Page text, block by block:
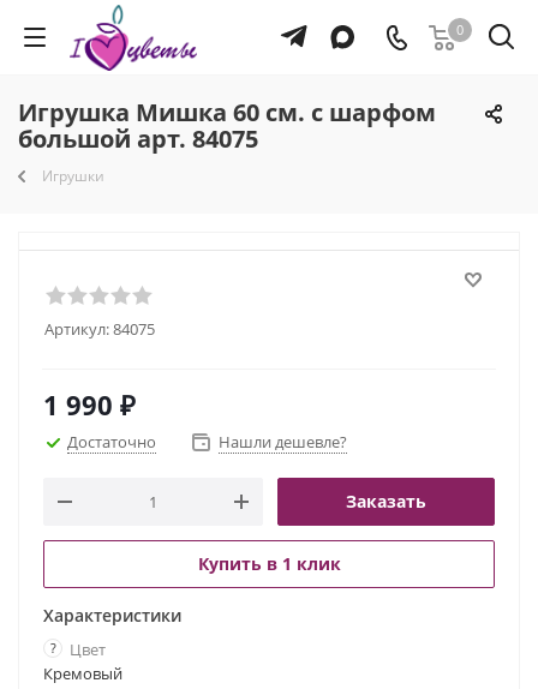
0
Игрушка Мишка 60 см. с шарфом
большой арт. 84075
Игрушки
Артикул:84075
1 990 ₽
Достаточно Нашли дешевле?
Заказать
Купить в 1 клик
Характеристики
?
Цвет
Кремовый